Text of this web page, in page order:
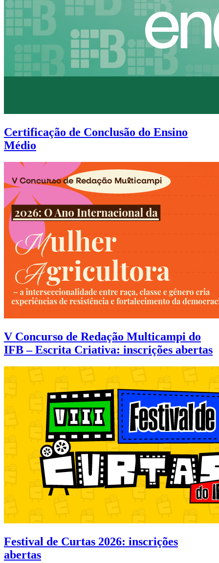
Certificação de Conclusão do Ensino
Médio
V Concurso de Redação Multicampi do
IFB – Escrita Criativa: inscrições abertas
Festival de Curtas 2026: inscrições
abertas